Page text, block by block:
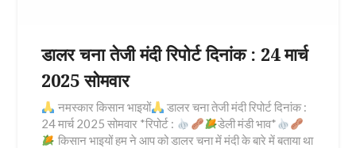
डालर चना तेजी मंदी रिपोर्ट दिनांक : 24 मार्च
2025 सोमवार
नमस्कार किसान भाइयों
डालर चना तेजी मंदी रिपोर्ट दिनांक :
24 मार्च 2025 सोमवार *रिपोर्ट :
डेली मंडी भाव*
किसान भाइयों हम ने आप को डालर चना में मंदी के बारे में बताया था